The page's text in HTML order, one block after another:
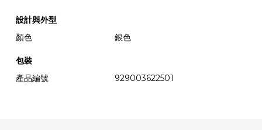
設計與外型
顏色
銀色
包裝
產品編號
929003622501